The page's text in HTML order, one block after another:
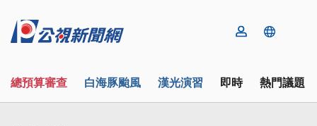
總預算審查 白海豚颱風 漢光演習 即時 熱門議題